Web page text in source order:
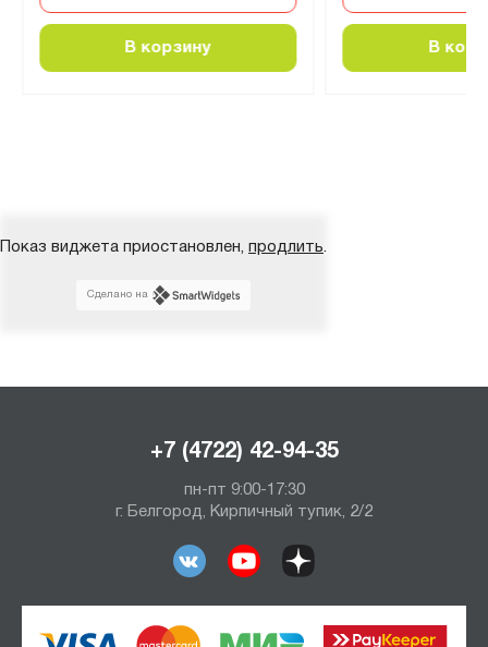
В корзину В
Показ виджета приостановлен, продлить.
Сделано на
+7 (4722) 42-94-35
пн-пт 9:00-17:30
г. Белгород, Кирпичный тупик, 2/2